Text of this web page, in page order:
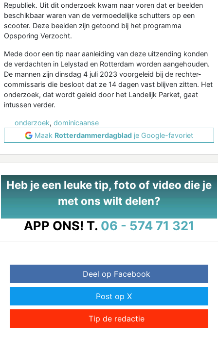
Republiek. Uit dit onderzoek kwam naar voren dat er beelden
beschikbaar waren van de vermoedelijke schutters op een
scooter. Deze beelden zijn getoond bij het programma
Opsporing Verzocht.
Mede door een tip naar aanleiding van deze uitzending konden
de verdachten in Lelystad en Rotterdam worden aangehouden.
De mannen zijn dinsdag 4 juli 2023 voorgeleid bij de rechter-
commissaris die besloot dat ze 14 dagen vast blijven zitten. Het
onderzoek, dat wordt geleid door het Landelijk Parket, gaat
intussen verder.
onderzoek, dominicaanse
Maak Rotterdammerdagblad je Google-favoriet
Heb je een leuke tip, foto of video die je
met ons wilt delen?
APP ONS! T. 06 - 574 71 321
Deel op Facebook
Post op X
Tip de redactie